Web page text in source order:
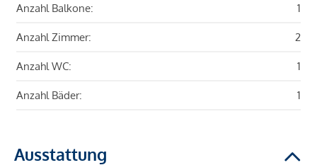
Anzahl Balkone: 1
Anzahl Zimmer: 2
Anzahl WC: 1
Anzahl Bäder: 1
Ausstattung